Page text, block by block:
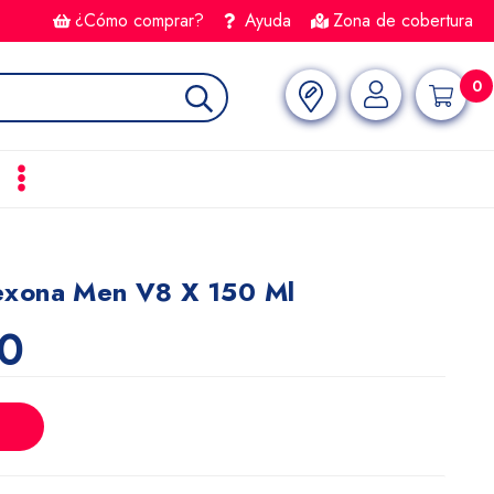
¿Cómo comprar? Ayuda Zona de cobertura
0
Men V8 X 150 Ml